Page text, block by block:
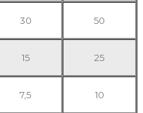
30 50
15 25
7,5 10